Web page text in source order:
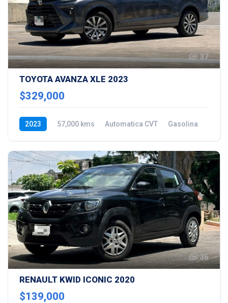
37
TOYOTA AVANZA XLE 2023
$329,000
2023 57,000 kms Automatica CVT Gasolina
36
RENAULT KWID ICONIC 2020
$139,000